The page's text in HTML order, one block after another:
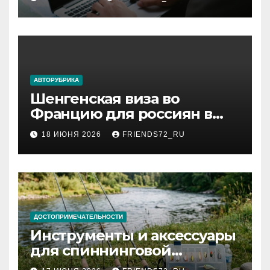
АВТОРУБРИКА
Шенгенская виза во
Францию для россиян в
2026 году: сроки от 3 дней
и список необходимых
документов
18 ИЮНЯ 2026 FRIENDS72_RU
ДОСТОПРИМЕЧАТЕЛЬНОСТИ
Инструменты и аксессуары
для спиннинговой
рыбалки: назначение и